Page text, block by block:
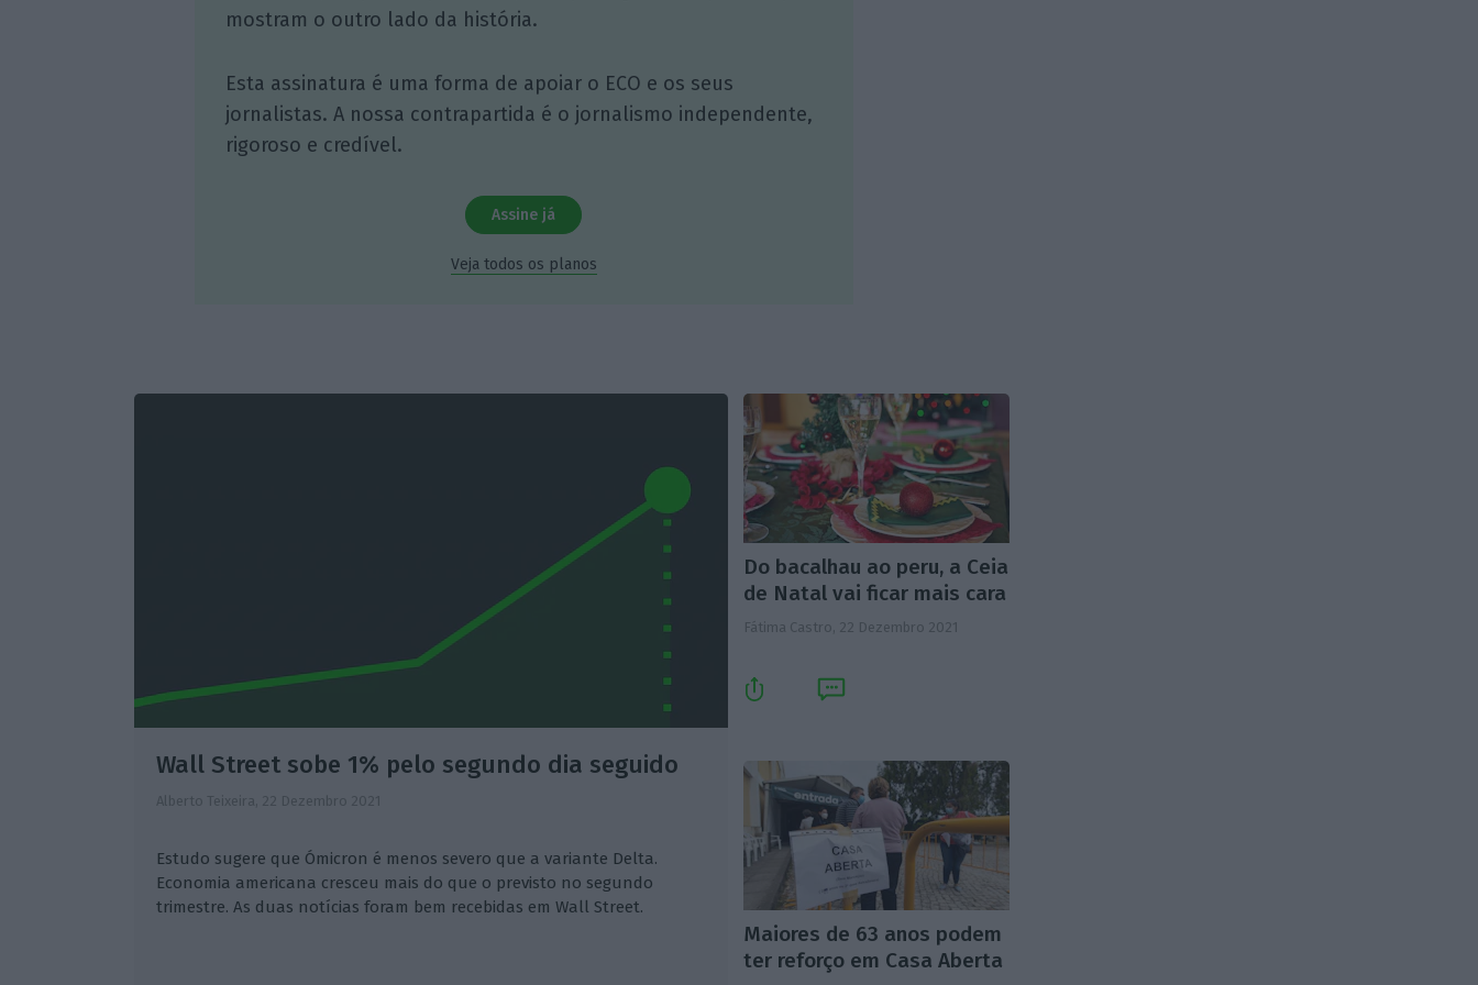
mostram o outro lado da história.
Esta assinatura é uma forma de apoiar o ECO e os seus
jornalistas. A nossa contrapartida é o jornalismo independente,
rigoroso e credível.
Assine já
Veja todos os planos
Wall Street sobe 1% pelo segundo dia seguido
Alberto Teixeira, 22 Dezembro 2021
Estudo sugere que Ómicron é menos severo que a variante Delta.
Economia americana cresceu mais do que o previsto no segundo
trimestre. As duas notícias foram bem recebidas em Wall Street.
Do bacalhau ao peru, a Ceia
de Natal vai ficar mais cara
Fátima Castro, 22 Dezembro 2021
Maiores de 63 anos podem
ter reforço em Casa Aberta